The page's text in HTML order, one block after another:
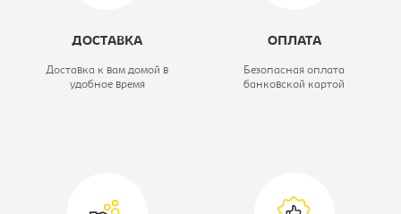
ДОСТАВКА
Доставка к вам домой в
удобное время
ОПЛАТА
Безопасная оплата
банковской картой